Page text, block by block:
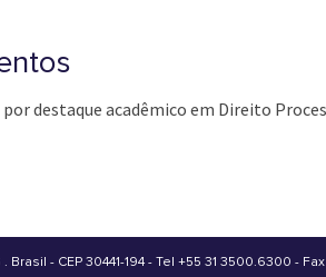
destaque acadêmico em Direito
. Brasil - CEP 30441-194- Tel +55 31 3500.6300 -